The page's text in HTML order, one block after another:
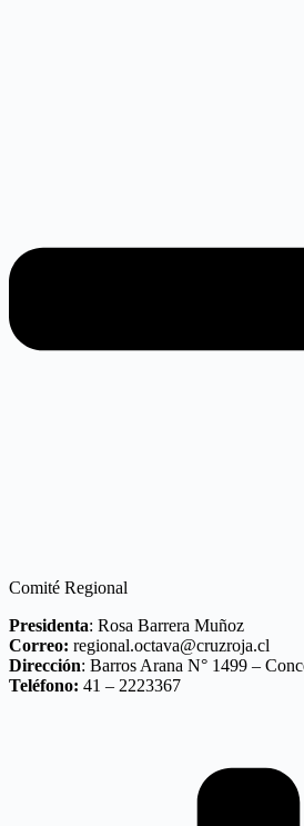
Comité Regional
Presidenta: Rosa Barrera Muñoz
Correo: regional.octava@cruzroja.cl
Dirección: Barros Arana N° 1499 –
Teléfono: 41 – 2223367